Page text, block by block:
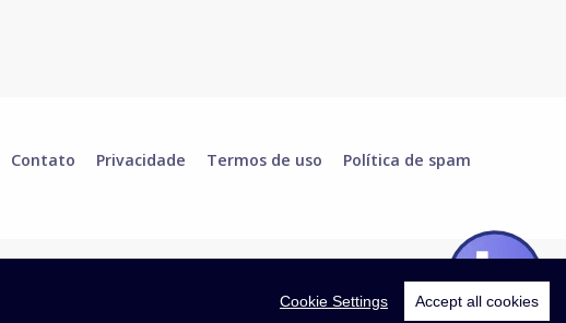
Contato Privacidade Termos de uso Política de spam
Cookie Settings Accept all cookies